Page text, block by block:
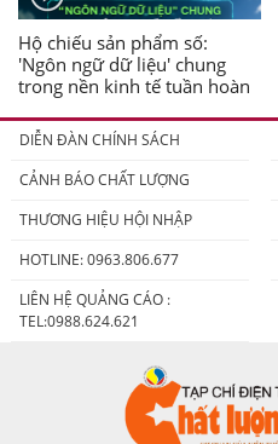
Hộ chiếu sản phẩm số:
'Ngôn ngữ dữ liệu' chung
trong nền kinh tế tuần hoàn
DIỄN ĐÀN CHÍNH SÁCH
CẢNH BÁO CHẤT LƯỢNG
THƯƠNG HIỆU HỘI NHẬP
HOTLINE: 0963.806.677
LIÊN HỆ QUẢNG CÁO :
TEL:0988.624.621